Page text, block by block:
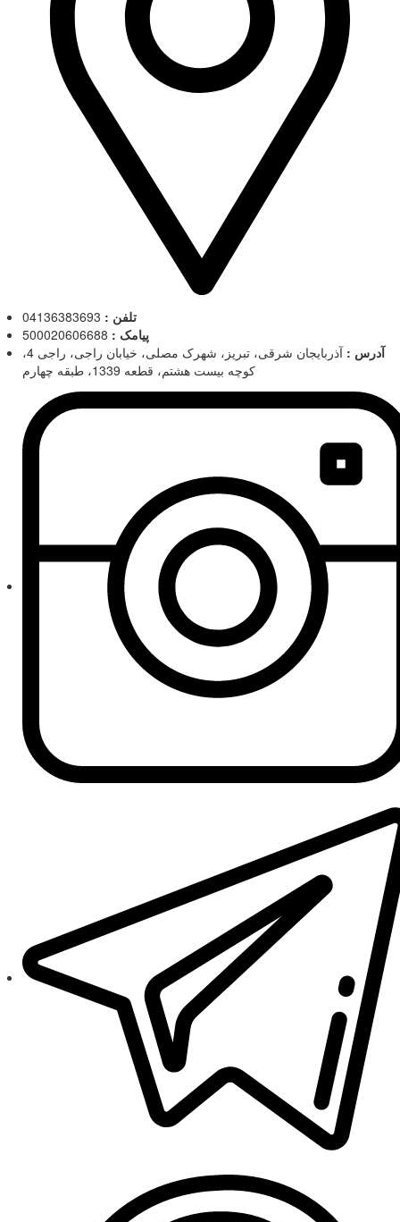
تلفن :
پیامک :
آدرس :
آذربایجان شرقی، تبریز، شهرک مصلی، خیابان راجی، راجی 4،
کوچه بیست هشتم، قطعه 1339، طبقه چهارم